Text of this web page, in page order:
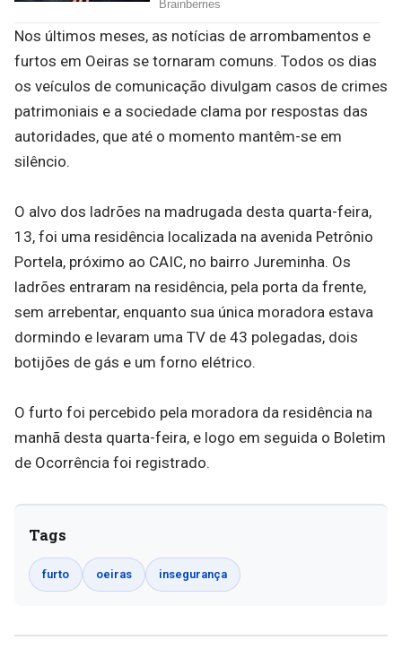
Nos últimos meses, as notícias de arrombamentos e
furtos em Oeiras se tornaram comuns. Todos os dias
os veículos de comunicação divulgam casos de crimes
patrimoniais e a sociedade clama por respostas das
autoridades, que até o momento mantêm-se em
silêncio.
O alvo dos ladrões na madrugada desta quarta-feira,
13, foi uma residência localizada na avenida Petrônio
Portela, próximo ao CAIC, no bairro Jureminha. Os
ladrões entraram na residência, pela porta da frente,
sem arrebentar, enquanto sua única moradora estava
dormindo e levaram uma TV de 43 polegadas, dois
botijões de gás e um forno elétrico.
O furto foi percebido pela moradora da residência na
manhã desta quarta-feira, e logo em seguida o Boletim
de Ocorrência foi registrado.
Tags
furto oeiras insegurança